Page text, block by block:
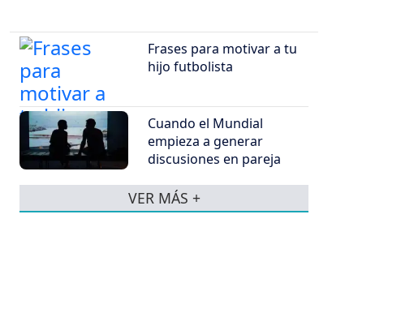
Frases para motivar a tu
hijo futbolista
Cuando el Mundial
empieza a generar
discusiones en pareja
VER MÁS +